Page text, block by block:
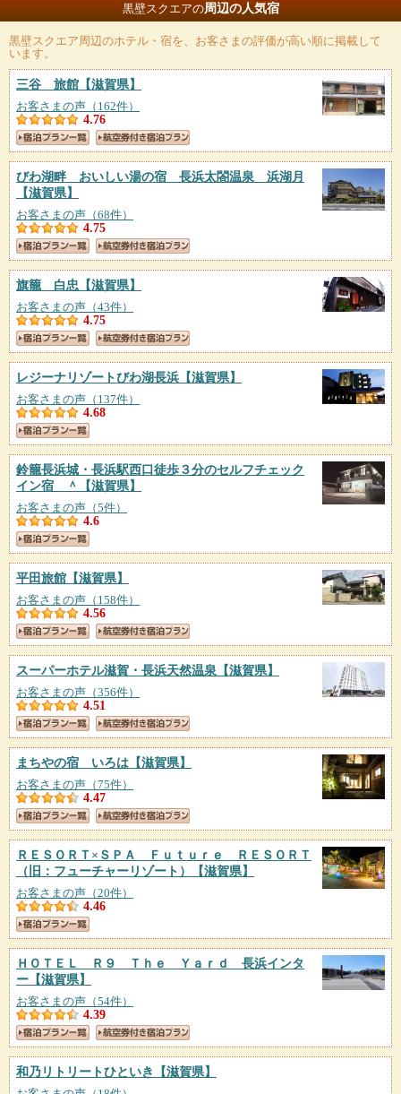
黒壁スクエアの周辺の人気宿
黒壁スクエア周辺のホテル・宿を、お客さまの評価が高い順に掲載して
います。
三谷 旅館 【滋賀県】
お客さまの声（162件）
4.76
びわ湖畔 おいしい湯の宿 長浜太閤温泉 浜湖月
【滋賀県】
お客さまの声（68件）
4.75
旗籠 白忠 【滋賀県】
お客さまの声（43件）
4.75
レジーナリゾートびわ湖長浜 【滋賀県】
お客さまの声（137件）
4.68
鈴籠長浜城・長浜駅西口徒歩３分のセルフチェック
イン宿 ＾
【滋賀県】
お客さまの声（5件）
4.6
平田旅館 【滋賀県】
お客さまの声（158件）
4.56
スーパーホテル滋賀・長浜天然温泉 【滋賀県】
お客さまの声（356件）
4.51
まちやの宿 いろは 【滋賀県】
お客さまの声（75件）
4.47
ＲＥＳＯＲＴ×ＳＰＡ Ｆｕｔｕｒｅ ＲＥＳＯＲＴ
（旧：フューチャーリゾート）
【滋賀県】
お客さまの声（20件）
4.46
ＨＯＴＥＬ Ｒ９ Ｔｈｅ Ｙａｒｄ 長浜インタ
ー 【滋賀県】
お客さまの声（54件）
4.39
和乃リトリートひといき 【滋賀県】